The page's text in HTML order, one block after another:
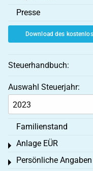
Presse
Download des
Steuerhandbuch:
Auswahl Steuerjahr:
Familienstand
Anlage EÜR
Toggle menu
Persönliche Angaben
Toggle menu